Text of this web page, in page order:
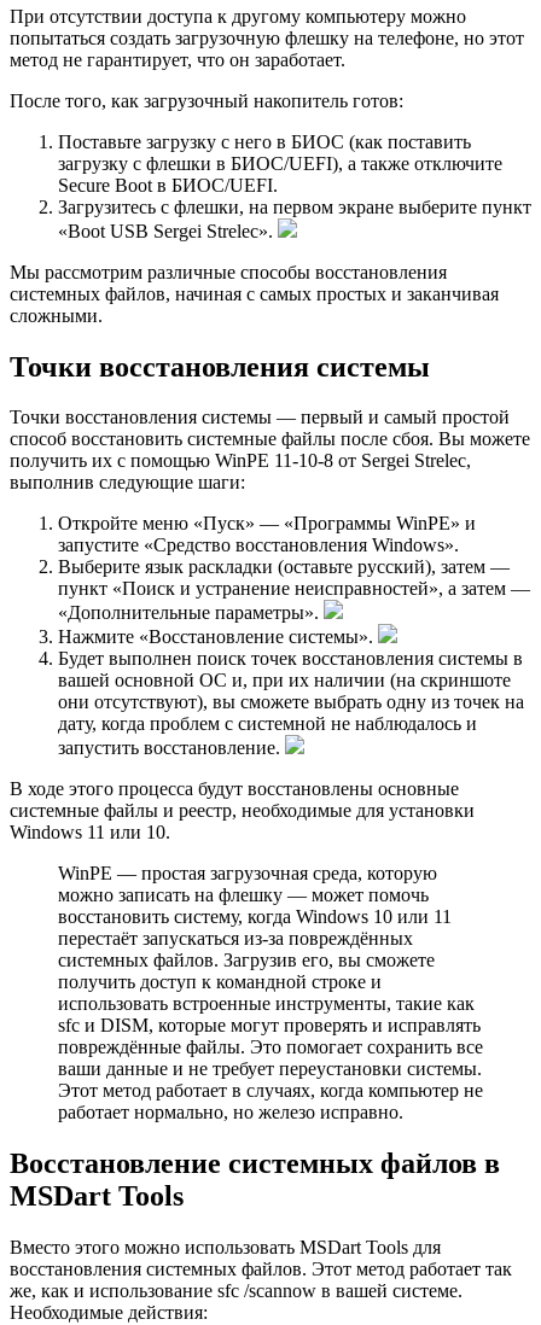
При отсутствии доступа к другому компьютеру можно
попытаться создать загрузочную флешку на телефоне, но этот
метод не гарантирует, что он заработает.
После того, как загрузочный накопитель готов:
Поставьте загрузку с него в БИОС (как поставить
загрузку с флешки в БИОС/UEFI), а также отключите
Secure Boot в БИОС/UEFI.
Загрузитесь с флешки, на первом экране выберите пункт
«Boot USB Sergei Strelec».
Мы рассмотрим различные способы восстановления
системных файлов, начиная с самых простых и заканчивая
сложными.
Точки восстановления системы
Точки восстановления системы — первый и самый простой
способ восстановить системные файлы после сбоя. Вы можете
получить их с помощью WinPE 11-10-8 от Sergei Strelec,
выполнив следующие шаги:
Откройте меню «Пуск» — «Программы WinPE» и
запустите «Средство восстановления Windows».
Выберите язык раскладки (оставьте русский), затем —
пункт «Поиск и устранение неисправностей», а затем —
«Дополнительные параметры».
Нажмите «Восстановление системы».
Будет выполнен поиск точек восстановления системы в
вашей основной ОС и, при их наличии (на скриншоте
они отсутствуют), вы сможете выбрать одну из точек на
дату, когда проблем с системной не наблюдалось и
запустить восстановление.
В ходе этого процесса будут восстановлены основные
системные файлы и реестр, необходимые для установки
Windows 11 или 10.
WinPE — простая загрузочная среда, которую
можно записать на флешку — может помочь
восстановить систему, когда Windows 10 или 11
перестаёт запускаться из-за повреждённых
системных файлов. Загрузив его, вы сможете
получить доступ к командной строке и
использовать встроенные инструменты, такие как
sfc и DISM, которые могут проверять и исправлять
повреждённые файлы. Это помогает сохранить все
ваши данные и не требует переустановки системы.
Этот метод работает в случаях, когда компьютер не
работает нормально, но железо исправно.
Восстановление системных файлов в
MSDart Tools
Вместо этого можно использовать MSDart Tools для
восстановления системных файлов. Этот метод работает так
же, как и использование sfc /scannow в вашей системе.
Необходимые действия: